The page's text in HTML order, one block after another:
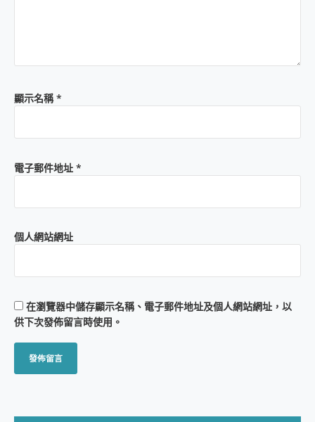
顯示名稱*
電子郵件地址 *
個人網站網址
在瀏覽器中儲存顯示名稱、電子郵件地址及個人網站網址，以
供下次發佈留言時使用。